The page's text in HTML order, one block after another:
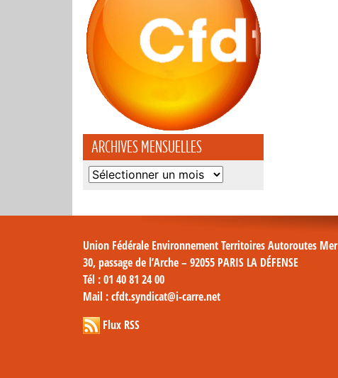
ARCHIVES MENSUELLES
Archives
Union Fédérale Environnement Territoires Autoroutes Mer
30, passage de l’Arche – 92055 PARIS LA DÉFENSE
Tél : 01 40 81 24 00
Mail : cfdt.syndicat@i-carre.net
Flux RSS